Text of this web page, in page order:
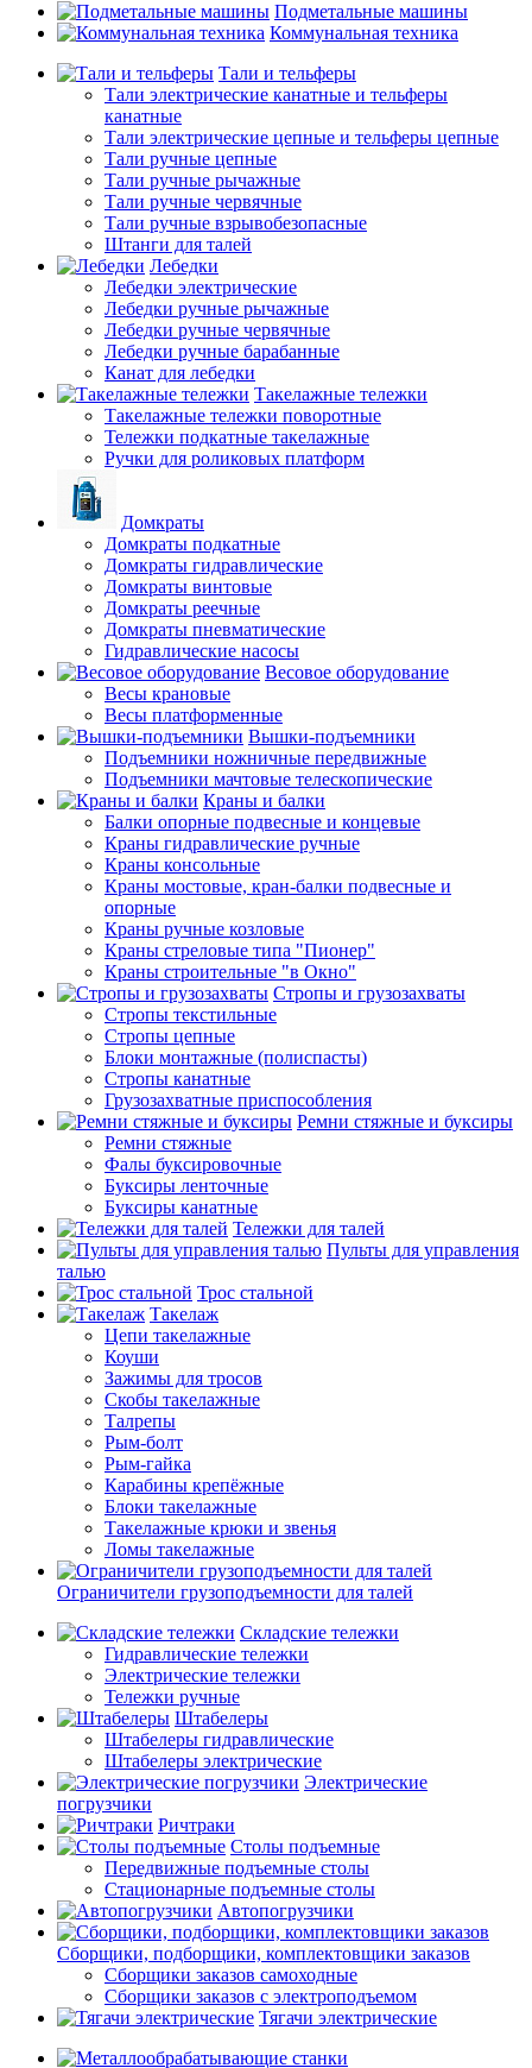
Подметальные машины
Коммунальная техника
Тали и тельферы
Тали электрические канатные и тельферы
канатные
Тали электрические цепные и тельферы цепные
Тали ручные цепные
Тали ручные рычажные
Тали ручные червячные
Тали ручные взрывобезопасные
Штанги для талей
Лебедки
Лебедки электрические
Лебедки ручные рычажные
Лебедки ручные червячные
Лебедки ручные барабанные
Канат для лебедки
Такелажные тележки
Такелажные тележки поворотные
Тележки подкатные такелажные
Ручки для роликовых платформ
Домкраты
Домкраты подкатные
Домкраты гидравлические
Домкраты винтовые
Домкраты реечные
Домкраты пневматические
Гидравлические насосы
Весовое оборудование
Весы крановые
Весы платформенные
Вышки-подъемники
Подъемники ножничные передвижные
Подъемники мачтовые телескопические
Краны и балки
Балки опорные подвесные и концевые
Краны гидравлические ручные
Краны консольные
Краны мостовые, кран-балки подвесные и
опорные
Краны ручные козловые
Краны стреловые типа "Пионер"
Краны строительные "в Окно"
Стропы и грузозахваты
Стропы текстильные
Стропы цепные
Блоки монтажные (полиспасты)
Стропы канатные
Грузозахватные приспособления
Ремни стяжные и буксиры
Ремни стяжные
Фалы буксировочные
Буксиры ленточные
Буксиры канатные
Тележки для талей
Пульты для управления
талью
Трос стальной
Такелаж
Цепи такелажные
Коуши
Зажимы для тросов
Скобы такелажные
Талрепы
Рым-болт
Рым-гайка
Карабины крепёжные
Блоки такелажные
Такелажные крюки и звенья
Ломы такелажные
Ограничители грузоподъемности для талей
Складские тележки
Гидравлические тележки
Электрические тележки
Тележки ручные
Штабелеры
Штабелеры гидравлические
Штабелеры электрические
Электрические
погрузчики
Ричтраки
Столы подъемные
Передвижные подъемные столы
Стационарные подъемные столы
Автопогрузчики
Сборщики, подборщики, комплектовщики заказов
Сборщики заказов самоходные
Сборщики заказов с электроподъемом
Тягачи электрические